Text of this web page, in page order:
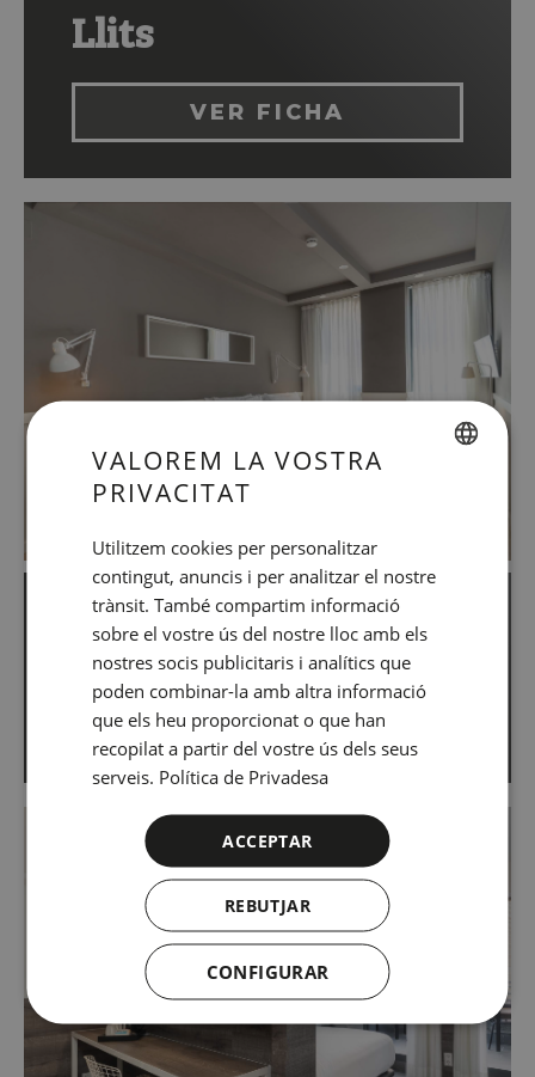
Llits
VER FICHA
Habitació Triple
VER FICHA
CATALAN
FRENCH
ITALIAN
VALOREM LA VOSTRA
PRIVACITAT
Utilitzem cookies per personalitzar
contingut, anuncis i per analitzar el nostre
trànsit. També compartim informació
sobre el vostre ús del nostre lloc amb els
nostres socis publicitaris i analítics que
poden combinar-la amb altra informació
que els heu proporcionat o que han
recopilat a partir del vostre ús dels seus
serveis. Política de Privadesa
ACCEPTAR
REBUTJAR
CONFIGURAR